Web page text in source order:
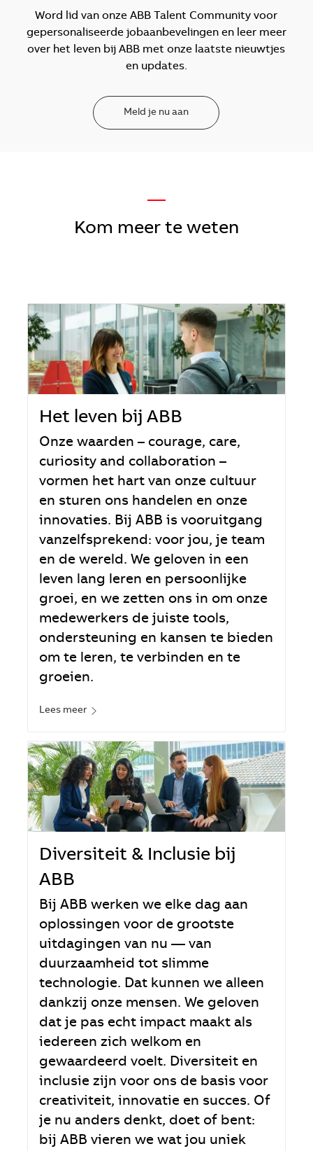
Word lid van onze ABB Talent Community voor
gepersonaliseerde jobaanbevelingen en leer meer
over het leven bij ABB met onze laatste nieuwtjes
en updates.
Meld je nu aan
—
Kom meer te weten
Het leven bij ABB
Onze waarden – courage, care,
curiosity and collaboration –
vormen het hart van onze cultuur
en sturen ons handelen en onze
innovaties. Bij ABB is vooruitgang
vanzelfsprekend: voor jou, je team
en de wereld. We geloven in een
leven lang leren en persoonlijke
groei, en we zetten ons in om onze
medewerkers de juiste tools,
ondersteuning en kansen te bieden
om te leren, te verbinden en te
groeien.
Lees meer
Diversiteit & Inclusie bij
ABB
Bij ABB werken we elke dag aan
oplossingen voor de grootste
uitdagingen van nu — van
duurzaamheid tot slimme
technologie. Dat kunnen we alleen
dankzij onze mensen. We geloven
dat je pas echt impact maakt als
iedereen zich welkom en
gewaardeerd voelt. Diversiteit en
inclusie zijn voor ons de basis voor
creativiteit, innovatie en succes. Of
je nu anders denkt, doet of bent:
bij ABB vieren we wat jou uniek